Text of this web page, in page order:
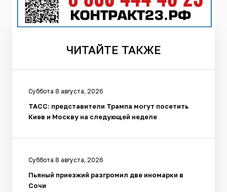
ЧИТАЙТЕ ТАКЖЕ
Суббота 8 августа, 2026
ТАСС: представители Трампа могут посетить
Киев и Москву на следующей неделе
Суббота 8 августа, 2026
Пьяный приезжий разгромил две иномарки в
Сочи